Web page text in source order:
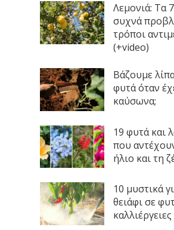
Λεμονιά: Τα
συχνά
τρόποι
(+video)
Βάζουμε
φυτά όταν
καύσωνα;
19 φυτά και
που
ήλιο και τη
10 μυστικά
θειάφι σε